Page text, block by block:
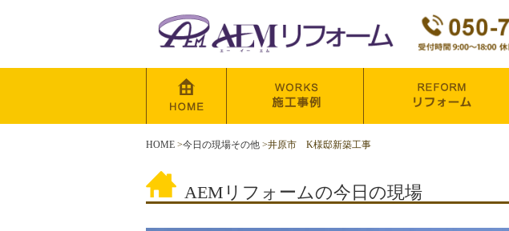
HOME >今日の現場その他 >井原市 K様邸新築工事
AEMリフォームの今日の現場